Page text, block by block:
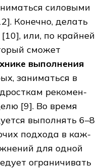
силовыми
Конечно, делать
или, по крайней
сможет
выполнения
заниматься в
ре­ко­мен­
[9]. Во вре­мя
выполнять 6–8
под­хо­да в каж­
для одной
ог­ра­ни­чи­вать